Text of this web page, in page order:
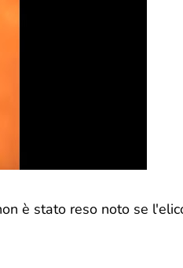
è stato reso noto se